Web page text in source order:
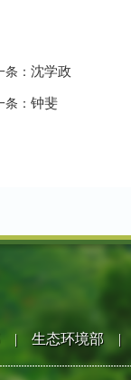
条： 沈学政
条： 钟斐
| 生态环境部 |